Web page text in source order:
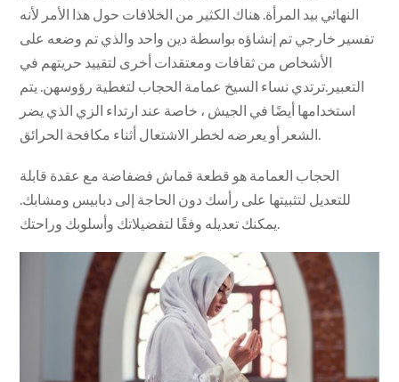
النهائي بيد المرأة. هناك الكثير من الخلافات حول هذا الأمر لأنه
تفسير خارجي تم إنشاؤه بواسطة دين واحد والذي تم وضعه على
الأشخاص من ثقافات ومعتقدات أخرى لتقييد حريتهم في
التعبير.ترتدي نساء السيخ عمامة الحجاب لتغطية رؤوسهن. يتم
استخدامها أيضًا في الجيش ، خاصة عند ارتداء الزي الذي يضر
الحجاب العمامة هو قطعة قماش فضفاضة مع عقدة قابلة
للتعديل لتثبيتها على رأسك دون الحاجة إلى دبابيس ومشابك.
يمكنك تعديله وفقًا لتفضيلاتك وأسلوبك وراحتك.